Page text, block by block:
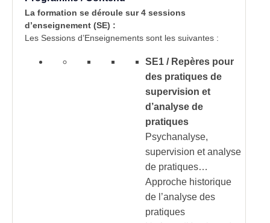
La formation se déroule sur 4 sessions
d’enseignement (SE) :
Les Sessions d’Enseignements sont les suivantes :
SE1 / Repères pour
des pratiques de
supervision et
d’analyse de
pratiques
Psychanalyse,
supervision et analyse
de pratiques…
Approche historique
de l’analyse des
pratiques